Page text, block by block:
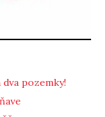
dva pozemky!